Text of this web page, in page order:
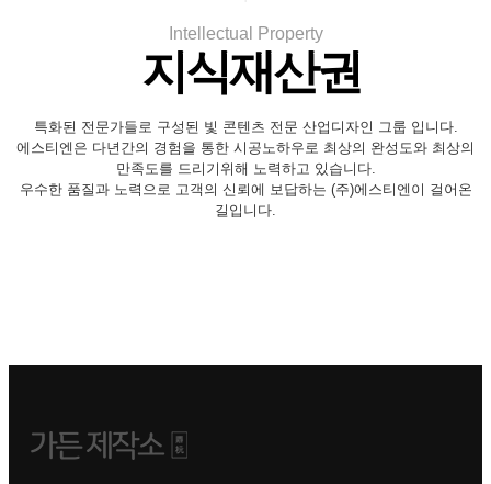
Intellectual Property
지식재산권
특화된 전문가들로 구성된 빛 콘텐츠 전문 산업디자인 그룹 입니다.
에스티엔은 다년간의 경험을 통한 시공노하우로 최상의 완성도와 최상의
만족도를 드리기위해 노력하고 있습니다.
우수한 품질과 노력으로 고객의 신뢰에 보답하는 (주)에스티엔이 걸어온
길입니다.